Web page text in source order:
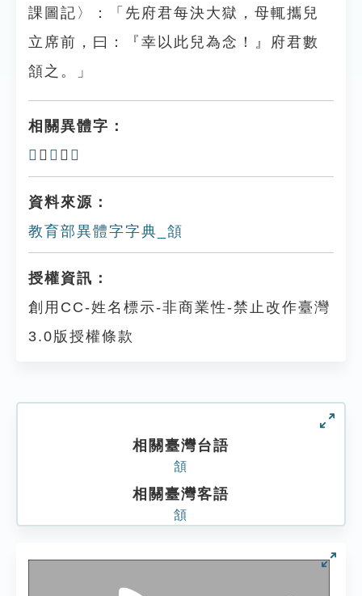
課圖記〉：「先府君每決大獄，母輒攜兒
立席前，曰：『幸以此兒為念！』府君數
頷之。」
相關異體字：
𩓱 、 𩩂 、 𩩊
資料來源：
教育部異體字字典_頷
授權資訊：
創用CC-姓名標示-非商業性-禁止改作臺灣
3.0版授權條款
相關臺灣台語
頷
相關臺灣客語
頷